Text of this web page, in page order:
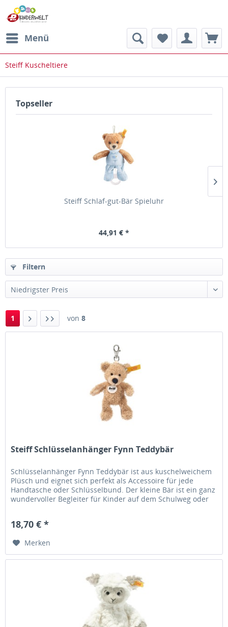
Menü
Steiff Kuscheltiere
Topseller
Steiff Schlaf-gut-Bär Spieluhr
44,91 € *
Filtern
1 von 8
Steiff Schlüsselanhänger Fynn Teddybär
Schlüsselanhänger Fynn Teddybär ist aus kuschelweichem
Plüsch und eignet sich perfekt als Accessoire für jede
Handtasche oder Schlüsselbund. Der kleine Bär ist ein ganz
wundervoller Begleiter für Kinder auf dem Schulweg oder
18,70 € *
Merken